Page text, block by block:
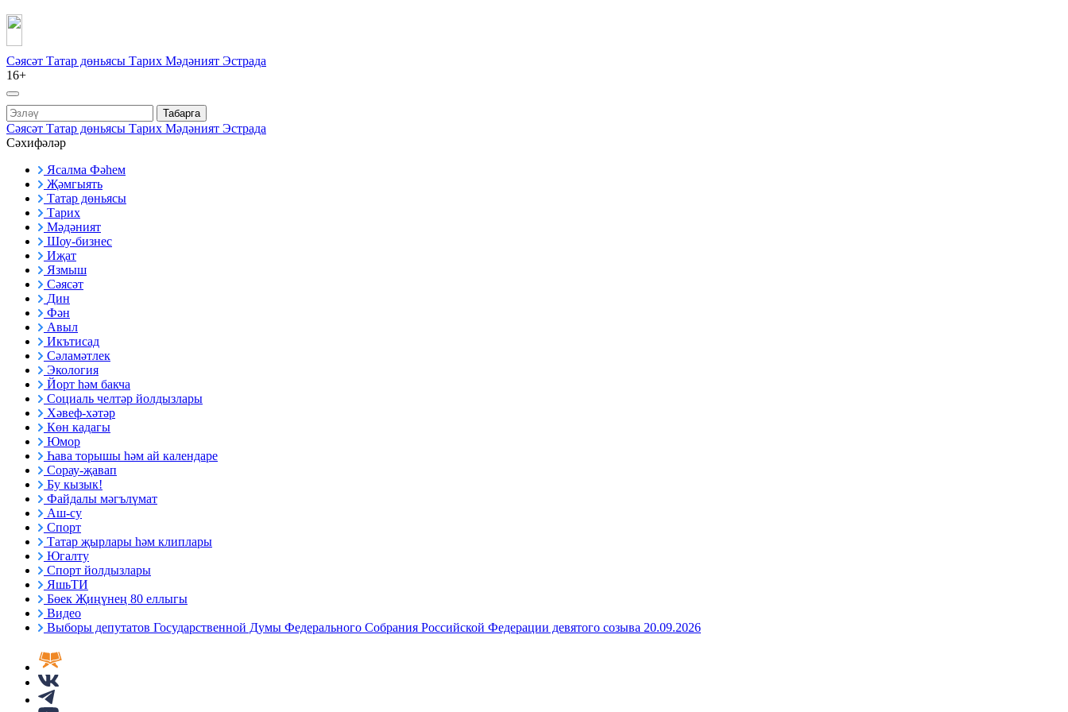
Сәясәт Татар дөньясы Тарих Мәдәният Эстрада
16+
Табарга
Сәясәт Татар дөньясы Тарих Мәдәният Эстрада
Сәхифәләр
Ясалма Фәһем
Җәмгыять
Татар дөньясы
Тарих
Мәдәният
Шоу-бизнес
Иҗат
Язмыш
Сәясәт
Дин
Фән
Авыл
Икътисад
Сәламәтлек
Экология
Йорт һәм бакча
Социаль челтәр йолдызлары
Хәвеф-хәтәр
Көн кадагы
Юмор
Һава торышы һәм ай календаре
Сорау-җавап
Бу кызык!
Файдалы мәгълүмат
Аш-су
Спорт
Татар җырлары һәм клиплары
Югалту
Спорт йолдызлары
ЯшьТИ
Бөек Җиңүнең 80 еллыгы
Видео
Выборы депутатов Государственной Думы Федерального Собрания Российской Федерации девятого созыва 20.09.2026